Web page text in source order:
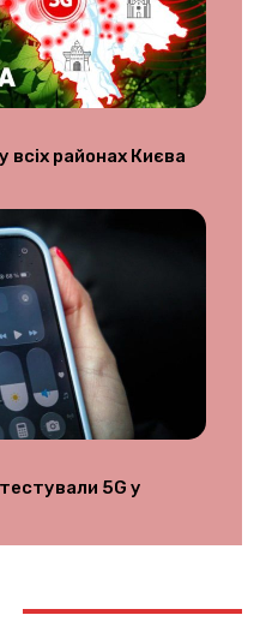
всіх районах Києва
5G у